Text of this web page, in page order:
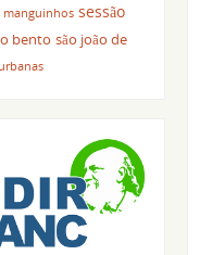
manguinhos sessão
bento são joão de